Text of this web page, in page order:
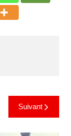
Suivant